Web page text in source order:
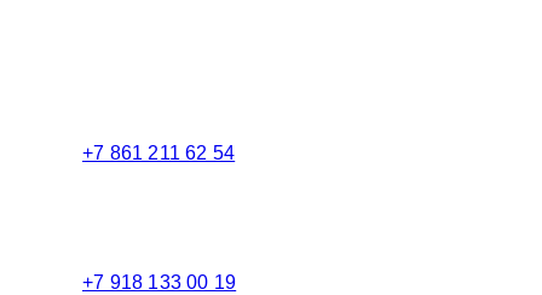
+7 861 211 62 54
+7 918 133 00 19